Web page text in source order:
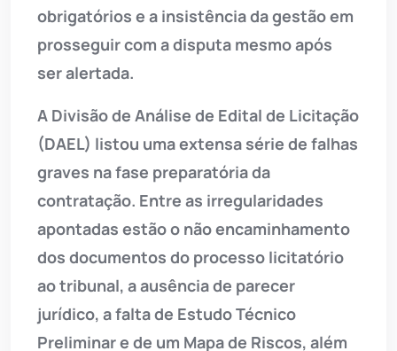
obrigatórios e a insistência da gestão em
prosseguir com a disputa mesmo após
ser alertada.
A Divisão de Análise de Edital de Licitação
(DAEL) listou uma extensa série de falhas
graves na fase preparatória da
contratação. Entre as irregularidades
apontadas estão o não encaminhamento
dos documentos do processo licitatório
ao tribunal, a ausência de parecer
jurídico, a falta de Estudo Técnico
Preliminar e de um Mapa de Riscos, além